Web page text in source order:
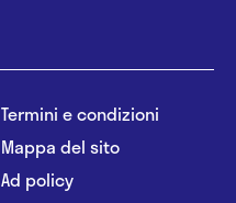
Termini e condizioni
Mappa del sito
Ad policy